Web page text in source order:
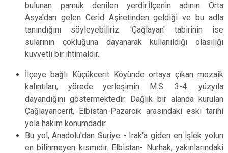
bulunan pamuk denilen yerdir.İlçenin adının Orta
Asya'dan gelen Cerid Aşiretinden geldiği ve bu adla
tanındığını söyleyebiliriz. 'Çağlayan' tabirinin ise
sularının çokluğuna dayanarak kullanıldığı olasılığı
kuvvetli bir ihtimaldir.
İlçeye bağlı Küçükcerit Köyünde ortaya çıkan mozaik
kalıntıları, yörede yerleşimin M.S. 3-4. yüzyıla
dayandığını göstermektedir. Dağlık bir alanda kurulan
Çağlayancerit, Elbistan-Pazarcık arasındaki eski tarihi
yola hakim konumdadır.
Bu yol, Anadolu'dan Suriye - Irak'a giden en işlek yolun
en bilinmeyen kısmıdır. Elbistan- Nurhak, yakınlarındaki